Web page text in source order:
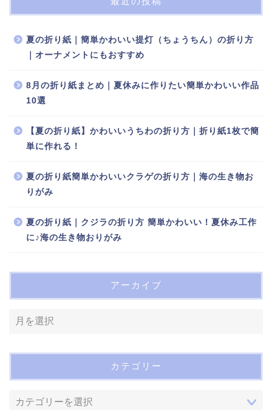
夏の折り紙｜簡単かわいい提灯（ちょうちん）の折り方
｜オーナメントにもおすすめ
8月の折り紙まとめ｜夏休みに作りたい簡単かわいい作品
10選
【夏の折り紙】かわいいうちわの折り方｜折り紙1枚で簡
単に作れる！
夏の折り紙簡単かわいいクラゲの折り方｜海の生き物お
りがみ
夏の折り紙｜クジラの折り方 簡単かわいい！夏休み工作
に♪海の生き物おりがみ
アーカイブ
カテゴリー